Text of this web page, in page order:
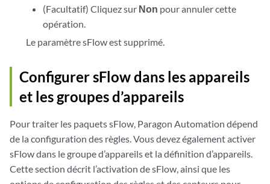
(Facultatif) Cliquez sur Non pour annuler cette
opération.
Le paramètre sFlow est supprimé.
Configurer sFlow dans les appareils
et les groupes d’appareils
Pour traiter les paquets sFlow, Paragon Automation dépend
de la configuration des règles. Vous devez également activer
sFlow dans le groupe d’appareils et la définition d’appareils.
Cette section décrit l’activation de sFlow, ainsi que les